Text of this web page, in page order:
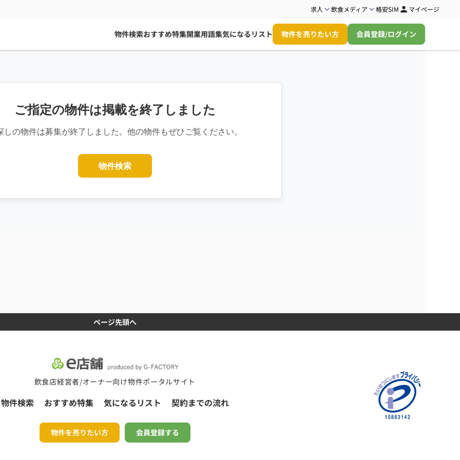
求人 飲食メディア 格安SIM マイページ
物件検索おすすめ特集開業用語集気になるリスト 物件を売りたい方 会員登録/ログイン
ご指定の物件は掲載を終了しました
しの物件は募集が終了しました。他の物件もぜひご覧ください。
物件検索
ページ先頭へ
飲食店経営者/オーナー向け物件ポータルサイト
物件検索 おすすめ特集 気になるリスト 契約までの流れ
物件を売りたい方 会員登録する